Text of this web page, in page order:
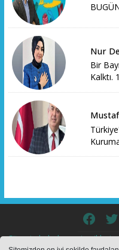
Nur
Bir
Kalktı.
Sitemizde bulunan içeriklerin